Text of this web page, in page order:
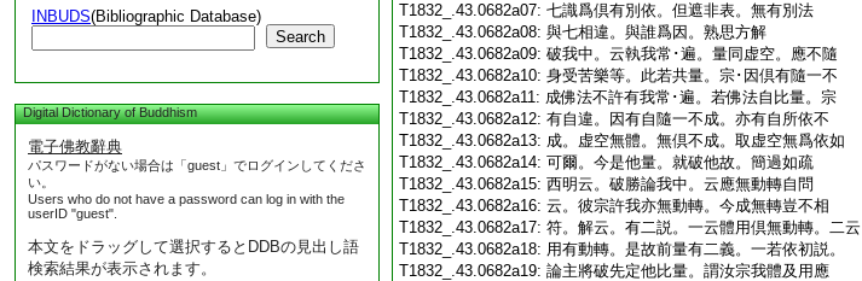
INBUDS(Bibliographic Database)
Search
Digital Dictionary of Buddhism
電子佛教辭典
パスワードがない場合は「guest」でログインしてくださ
い。
Users who do not have a password can log in with the
userID "guest".
本文をドラッグして選択するとDDBの見出し語
検索結果が表示されます。
T1832_.43.0682a07: 七識爲倶有別依。但遮非表。無有別法
T1832_.43.0682a08: 與七相違。與誰爲因。熟思方解
T1832_.43.0682a09: 破我中。云執我常･遍。量同虚空。應不隨
T1832_.43.0682a10: 身受苦樂等。此若共量。宗･因倶有隨一不
T1832_.43.0682a11: 成佛法不許有我常･遍。若佛法自比量。宗
T1832_.43.0682a12: 有自違。因有自隨一不成。亦有自所依不
T1832_.43.0682a13: 成。虚空無體。無倶不成。取虚空無爲依如
T1832_.43.0682a14: 可爾。今是他量。就破他故。簡過如疏
T1832_.43.0682a15: 西明云。破勝論我中。云應無動轉自問
T1832_.43.0682a16: 云。彼宗許我亦無動轉。今成無轉豈不相
T1832_.43.0682a17: 符。解云。有二説。一云體用倶無動轉。二云
T1832_.43.0682a18: 用有動轉。是故前量有二義。一若依初説。
T1832_.43.0682a19: 論主將破先定他比量。謂汝宗我體及用應